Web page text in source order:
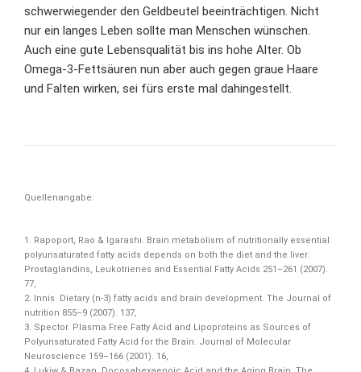
schwerwiegender den Geldbeutel beeinträchtigen. Nicht
nur ein langes Leben sollte man Menschen wünschen.
Auch eine gute Lebensqualität bis ins hohe Alter. Ob
Omega-3-Fettsäuren nun aber auch gegen graue Haare
und Falten wirken, sei fürs erste mal dahingestellt.
Quellenangabe:
1. Rapoport, Rao & Igarashi. Brain metabolism of nutritionally essential
polyunsaturated fatty acids depends on both the diet and the liver.
Prostaglandins, Leukotrienes and Essential Fatty Acids 251–261 (2007).
77,
2. Innis. Dietary (n-3) fatty acids and brain development. The Journal of
nutrition 855–9 (2007). 137,
3. Spector. Plasma Free Fatty Acid and Lipoproteins as Sources of
Polyunsaturated Fatty Acid for the Brain. Journal of Molecular
Neuroscience 159–166 (2001). 16,